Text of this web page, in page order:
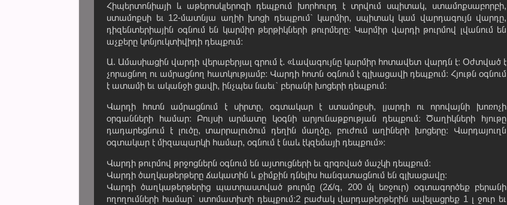
Հիպերտոնիայի և աթերոսկլերոզի դեպքում խորհուրդ է տրվում սպիտակ, ստամոքսաբորբի,
ստամոքսի եւ 12-մատնյա աղիի խոցի դեպքում` կարմիր, սպիտակ կամ վարդագույն վարդը,
դիզենտերիային օգնում են կարմիր թերթիկների թուրմերը։ Կարմիր վարդի թուրմով լվանում են
աչքերը կոնյուկտիվիդի դեպքում։
Ա. Ամասիացին վարդի վերաբերյալ գրում է. «Լավագույնը կարմիր հոտավետ վարդն է։ Օժտված է
չորացնող ու ամրացնող հատկությամբ։ Վարդի հոտն օգնում է գլխացավի դեպքում։ Հյութն օգնում
է ատամի եւ ականջի ցավի, ինչպես նաեւ` բերանի խոցերի դեպքում։
Վարդի հոտն ամրացնում է սիրտը, օգտակար է ստամոքսի, լյարդի ու որովայնի խոռոչի
օրգանների համար։ Բույսի արմատը կօգնի արյունաթքության դեպքում։ Ծաղիկների հյութը
դադարեցնում է լուծը, տարրալուծում դեղին մաղձը, բուժում աղիների խոցերը։ Վարդայուղն
օգտակար է միզապարկի համար, օգնում է նաև էկզեմայի դեպքում»։
Վարդի թուրմով թրջոցներն օգնում են այտուցների եւ գրգռված մաշկի դեպքում։
Վարդի ծաղկաթերթերը ճակատին և քիմքին դնելիս հանգստացնում են գլխացավը։
Վարդի ծաղկաթերթերից պատրաստված թուրմը (2ճ/գ, 200 մլ եռջուր) օգտագործեք բերանի
ողողումների համար` ստոմատիտի դեպքում։2 բաժակ վարդաթերթերին ավելացրեք 1 լ ջուր եւ